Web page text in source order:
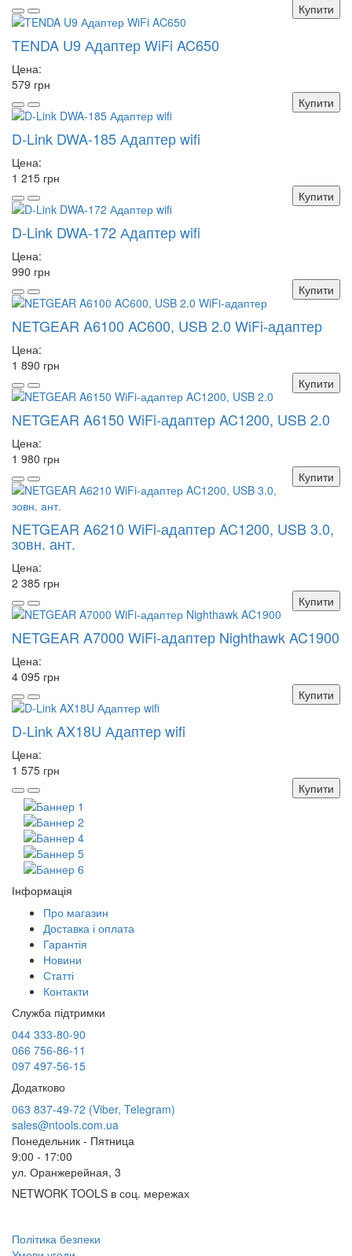
Купити
TENDA U9 Адаптер WiFi AC650
Цена:
579 грн
Купити
D-Link DWA-185 Адаптер wifi
Цена:
1 215 грн
Купити
D-Link DWA-172 Адаптер wifi
Цена:
990 грн
Купити
NETGEAR A6100 AC600, USB 2.0 WiFi-адаптер
Цена:
1 890 грн
Купити
NETGEAR A6150 WiFi-адаптер AC1200, USB 2.0
Цена:
1 980 грн
Купити
NETGEAR A6210 WiFi-адаптер AC1200, USB 3.0,
зовн. ант.
Цена:
2 385 грн
Купити
NETGEAR A7000 WiFi-адаптер Nighthawk AC1900
Цена:
4 095 грн
Купити
D-Link AX18U Адаптер wifi
Цена:
1 575 грн
Купити
Інформація
Про магазин
Доставка і оплата
Гарантія
Новини
Статті
Контакти
Служба підтримки
044 333-80-90
066 756-86-11
097 497-56-15
Додатково
063 837-49-72 (Viber, Telegram)
sales@ntools.com.ua
Понедельник - Пятница
9:00 - 17:00
ул. Оранжерейная, 3
NETWORK TOOLS в соц. мережах
Політика безпеки